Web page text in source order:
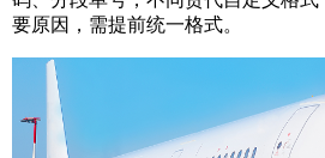
要原因，需提前统一格式。